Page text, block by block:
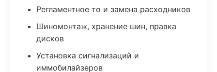
Регламентное то и замена расходников
Шиномонтаж, хранение шин, правка
дисков
Установка сигнализаций и
иммобилайзеров